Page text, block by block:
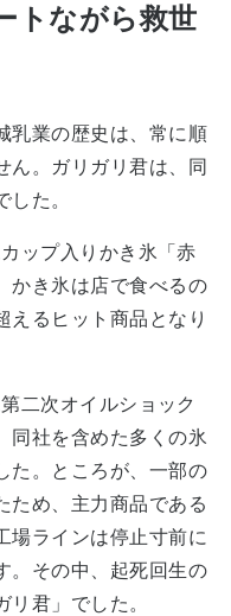
トながら救世
乳業の歴史は、常に順
ん。ガリガリ君は、同
た。
ップ入りかき氷「赤
かき氷は店で食べるの
えるヒット商品となり
二次オイルショック
同社を含めた多くの氷
た。ところが、一部の
ため、主力商品である
場ラインは停止寸前に
。その中、起死回生の
君」でした。